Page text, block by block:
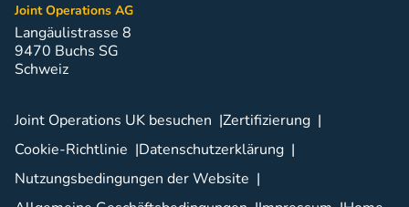
Joint Operations AG
Langäulistrasse 8
9470 Buchs SG
Schweiz
Joint Operations UK besuchen Zertifizierung
Cookie-Richtlinie
Datenschutzerklärung
Nutzungsbedingungen der Website